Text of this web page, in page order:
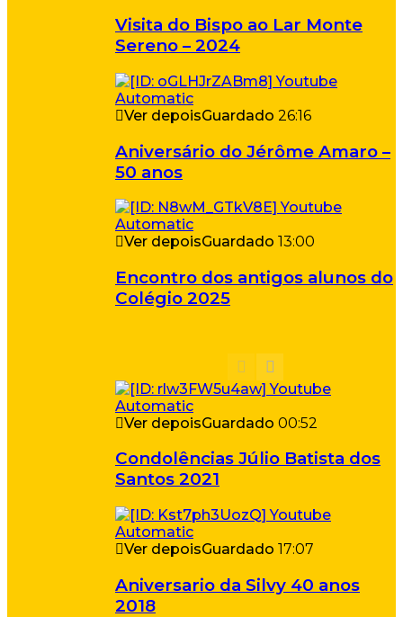
Visita do Bispo ao Lar Monte
Sereno – 2024
Ver depoisGuardado 26:16
Aniversário do Jérôme Amaro –
50 anos
Ver depoisGuardado 13:00
Encontro dos antigos alunos do
Colégio 2025
Ver depoisGuardado 00:52
Condolências Júlio Batista dos
Santos 2021
Ver depoisGuardado 17:07
Aniversario da Silvy 40 anos
2018